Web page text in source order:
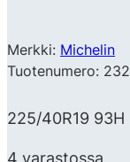
Merkki: Michelin
Tuotenumero:
225/40R19 93H
4 varastossa